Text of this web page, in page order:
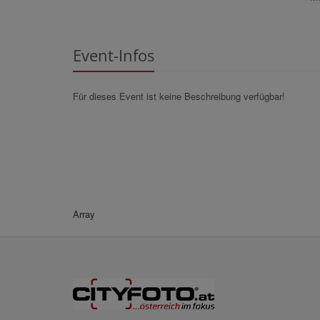
Event-Infos
Für dieses Event ist keine Beschreibung verfügbar!
Array